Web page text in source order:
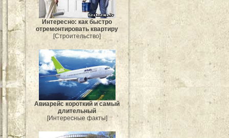
Интересно: как быстро
отремонтировать квартиру
[Строительство]
Авиарейс короткий и самый
длительный
[Интересные факты]